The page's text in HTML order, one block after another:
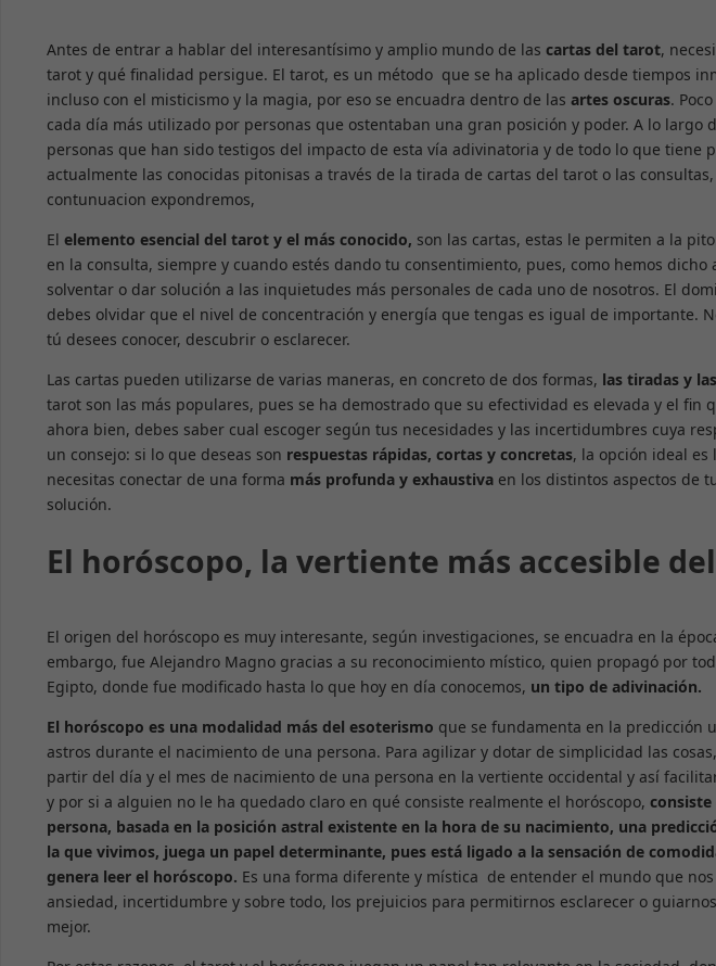
Antes de entrar a hablar del interesantísimo y amplio mundo de las cartas del tarot,
tarot y qué finalidad persigue. El tarot, es un método que se ha aplicado desde tiempos
incluso con el misticismo y la magia, por eso se encuadra dentro de las artes oscuras.
cada día más utilizado por personas que ostentaban una gran posición y poder. A lo largo
personas que han sido testigos del impacto de esta vía adivinatoria y de todo lo que tiene
actualmente las conocidas pitonisas a través de la tirada de cartas del tarot o las
contunuacion expondremos,
El elemento esencial del tarot y el más conocido, son las cartas, estas le permiten a la
en la consulta, siempre y cuando estés dando tu consentimiento, pues, como hemos dicho
solventar o dar solución a las inquietudes más personales de cada uno de nosotros. El
debes olvidar que el nivel de concentración y energía que tengas es igual de importante.
tú desees conocer, descubrir o esclarecer.
Las cartas pueden utilizarse de varias maneras, en concreto de dos formas, las tiradas y
tarot son las más populares, pues se ha demostrado que su efectividad es elevada y el fin
ahora bien, debes saber cual escoger según tus necesidades y las incertidumbres cuya
un consejo: si lo que deseas son respuestas rápidas, cortas y concretas, la opción ideal
necesitas conectar de una forma más profunda y exhaustiva en los distintos aspectos de
solución.
El horóscopo, la vertiente más accesible
El origen del horóscopo es muy interesante, según investigaciones, se encuadra en la
embargo, fue Alejandro Magno gracias a su reconocimiento místico, quien propagó por
Egipto, donde fue modificado hasta lo que hoy en día conocemos, un tipo de adivinación.
El horóscopo es una modalidad más del esoterismo que se fundamenta en la predicción
astros durante el nacimiento de una persona. Para agilizar y dotar de simplicidad las
partir del día y el mes de nacimiento de una persona en la vertiente occidental y así
y por si a alguien no le ha quedado claro en qué consiste realmente el horóscopo,
persona, basada en la posición astral existente en la hora de su nacimiento, una
la que vivimos, juega un papel determinante, pues está ligado a la sensación de
genera leer el horóscopo. Es una forma diferente y mística de entender el mundo que
ansiedad, incertidumbre y sobre todo, los prejuicios para permitirnos esclarecer o
mejor.